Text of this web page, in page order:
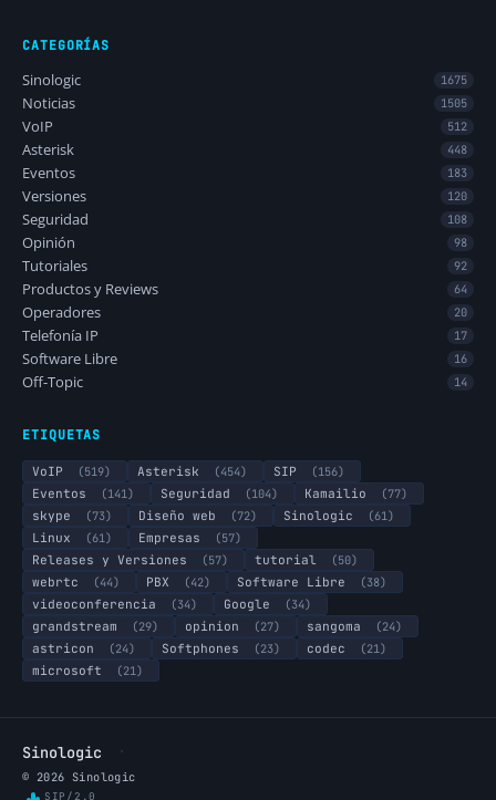
CATEGORÍAS
Sinologic 1675
Noticias 1505
VoIP 512
Asterisk 448
Eventos 183
Versiones 120
Seguridad 108
Opinión 98
Tutoriales 92
Productos y Reviews 64
Operadores 20
Telefonía IP 17
Software Libre 16
Off-Topic 14
ETIQUETAS
VoIP (519) Asterisk (454) SIP
(156)
Eventos
(141) Seguridad (104) Kamailio
(77)
skype
(73) Diseño web (72) Sinologic
(61)
Linux
(61) Empresas
(57)
Releases y Versiones
(57) tutorial
(50)
webrtc
(44) PBX (42) Software Libre
(38)
videoconferencia
(34) Google
(34)
grandstream
(29) opinion (27) sangoma
(24)
astricon
(24) Softphones (23) codec
(21)
microsoft
(21)
Sinologic ·
© 2026 Sinologic
SIP/2.0